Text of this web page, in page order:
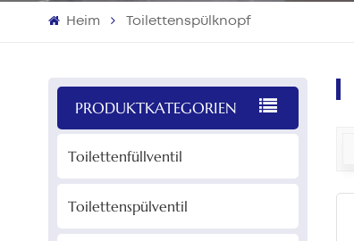
Heim Toilettenspülknopf
PRODUKTKATEGORIEN
Toilettenfüllventil
Toilettenspülventil